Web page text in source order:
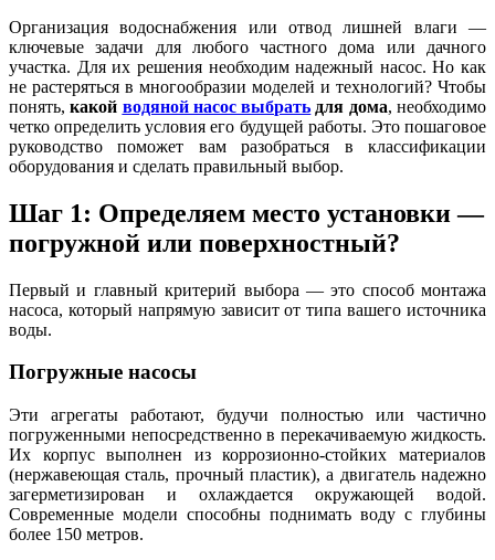
Организация водоснабжения или отвод лишней влаги —
ключевые задачи для любого частного дома или дачного
участка. Для их решения необходим надежный насос. Но как
не растеряться в многообразии моделей и технологий? Чтобы
понять,какой водяной насос выбрать для дома, необходимо
четко определить условия его будущей работы. Это пошаговое
руководство поможет вам разобраться в классификации
оборудования и сделать правильный выбор.
Шаг 1: Определяем место установки —
погружной или поверхностный?
Первый и главный критерий выбора — это способ монтажа
насоса, который напрямую зависит от типа вашего источника
воды.
Погружные насосы
Эти агрегаты работают, будучи полностью или частично
погруженными непосредственно в перекачиваемую жидкость.
Их корпус выполнен из коррозионно-стойких материалов
(нержавеющая сталь, прочный пластик), а двигатель надежно
загерметизирован и охлаждается окружающей водой.
Современные модели способны поднимать воду с глубины
более 150 метров.